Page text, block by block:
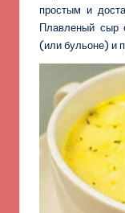
простым и
Плавленый сыр
(или бульоне) и